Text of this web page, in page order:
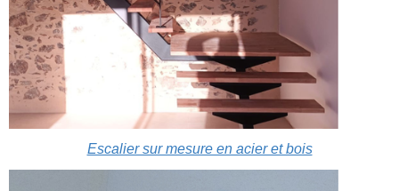
Escalier sur mesure en acier et bois